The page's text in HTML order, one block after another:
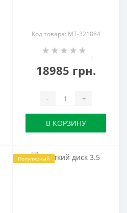
Код товара: MT-321884
18985 грн.
- +
В КОРЗИНУ
Популярный